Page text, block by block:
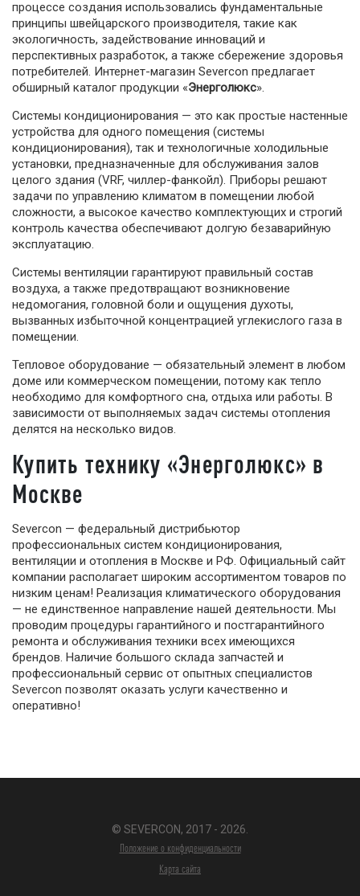
процессе создания использовались фундаментальные
принципы швейцарского производителя, такие как
экологичность, задействование инноваций и
перспективных разработок, а также сбережение здоровья
потребителей. Интернет-магазин Severcon предлагает
обширный каталог продукции «Энерголюкс».
Системы кондиционирования — это как простые настенные
устройства для одного помещения (системы
кондиционирования), так и технологичные холодильные
установки, предназначенные для обслуживания залов
целого здания (VRF, чиллер-фанкойл). Приборы решают
задачи по управлению климатом в помещении любой
сложности, а высокое качество комплектующих и строгий
контроль качества обеспечивают долгую безаварийную
эксплуатацию.
Системы вентиляции гарантируют правильный состав
воздуха, а также предотвращают возникновение
недомогания, головной боли и ощущения духоты,
вызванных избыточной концентрацией углекислого газа в
помещении.
Тепловое оборудование — обязательный элемент в любом
доме или коммерческом помещении, потому как тепло
необходимо для комфортного сна, отдыха или работы. В
зависимости от выполняемых задач системы отопления
делятся на несколько видов.
Купить технику «Энерголюкс» в
Москве
Severcon — федеральный дистрибьютор
профессиональных систем кондиционирования,
вентиляции и отопления в Москве и РФ. Официальный сайт
компании располагает широким ассортиментом товаров по
низким ценам! Реализация климатического оборудования
— не единственное направление нашей деятельности. Мы
проводим процедуры гарантийного и постгарантийного
ремонта и обслуживания техники всех имеющихся
брендов. Наличие большого склада запчастей и
профессиональный сервис от опытных специалистов
Severcon позволят оказать услуги качественно и
оперативно!
© SEVERCON, 2017 - 2026.
Положение о конфиденциальности
Карта сайта